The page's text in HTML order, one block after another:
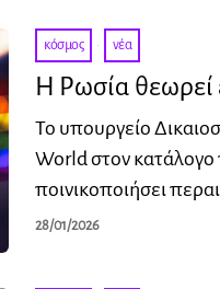
κόσμος · νέα
Η Ρωσία θεωρεί
Το υπουργείο
World στον
ποινικοποιήσει
28/01/2026